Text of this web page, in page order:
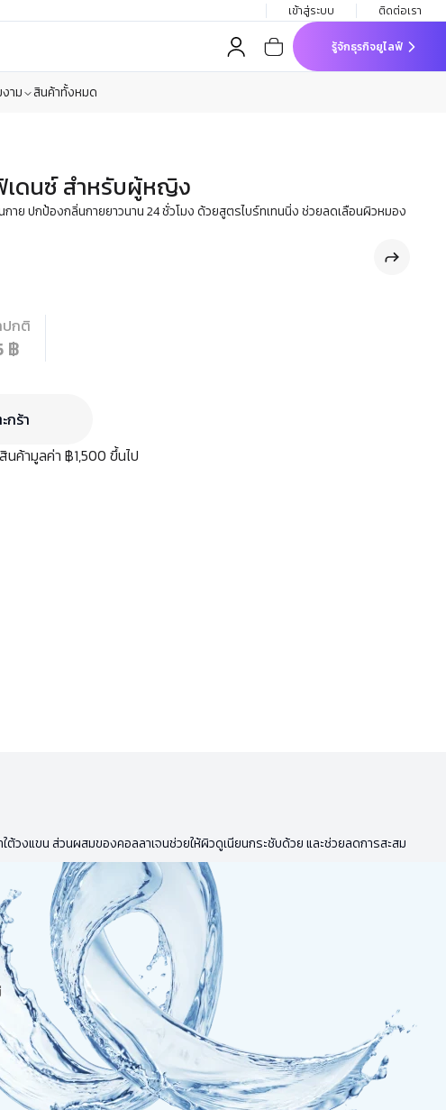
เข้าสู่ระบบ ติดต่อเรา
รู้จักธุรกิจยูไลฟ์
าม สินค้าทั้งหมด
เดนซ์ สำหรับผู้หญิง
าย ปกป้องกลิ่นกายยาวนาน 24 ชั่วโมง ด้วยสูตรไบร์ทเทนนิ่ง ช่วยลดเลือนผิวหมอง
ปกติ
฿
กร้า
นค้ามูลค่า ฿1,500 ขึ้นไป
งแขน ส่วนผสมของคอลลาเจนช่วยให้ผิวดูเนียนกระชับด้วย และช่วยลดการสะสม